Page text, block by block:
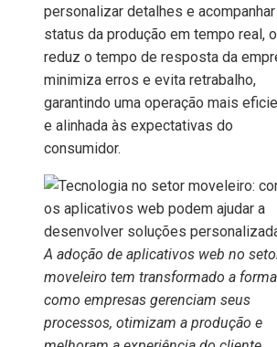
personalizar detalhes e
status da produção em tempo real,
reduz o tempo de resposta da
minimiza erros e evita retrabalho,
garantindo uma operação mais
e alinhada às expectativas do
consumidor.
A adoção de aplicativos web no
moveleiro tem transformado a forma
como empresas gerenciam seus
processos, otimizam a produção e